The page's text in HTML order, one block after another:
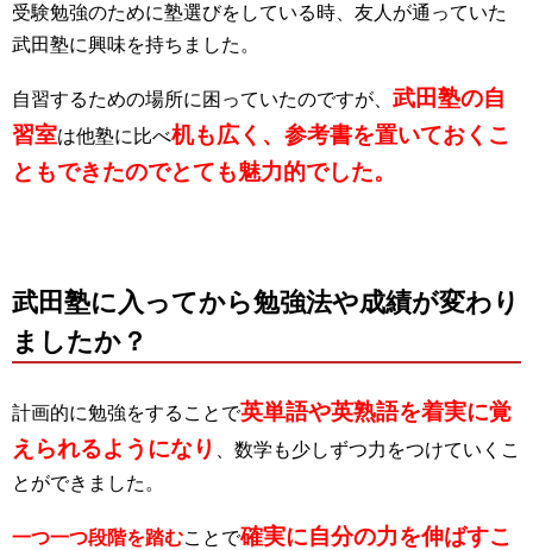
受験勉強のために塾選びをしている時、友人が通っていた
武田塾に興味を持ちました。
自習するための場所に困っていたのですが、 武田塾の自
習室は他塾に比べ机も広く、参考書を置いておくこ
ともできたのでとても魅力的でした。
武田塾に入ってから勉強法や成績が変わり
ましたか？
計画的に勉強をすることで英単語や英熟語を着実に覚
えられるようになり
、数学も少しずつ力をつけていくこ
とができました。
一つ一つ段階を踏むことで確実に自分の力を伸ばすこ